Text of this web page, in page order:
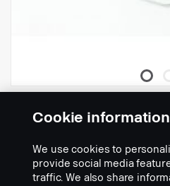
Elektrické kabinové
Part Description:
Topení WaveLine 1700 má dva
Cookie information
We use cookies to
provide social media
traffic. We also share